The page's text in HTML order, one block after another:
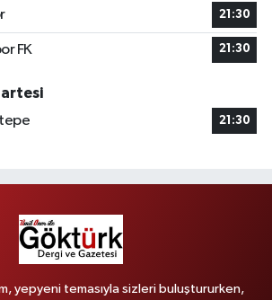
21:30
FK 21:30
21:30
yepyeni temasıyla sizleri buluştururken,